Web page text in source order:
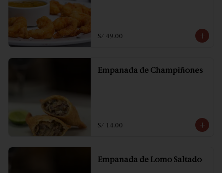
S/ 49.00
Empanada de Champiñones
S/ 14.00
Empanada de Lomo Saltado